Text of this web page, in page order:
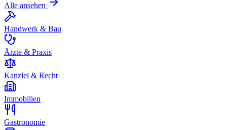
Alle ansehen
Handwerk & Bau
Ärzte & Praxis
Kanzlei & Recht
Immobilien
Gastronomie